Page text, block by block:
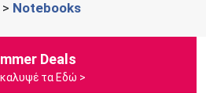
> Notebooks
Deals
τα Εδώ >